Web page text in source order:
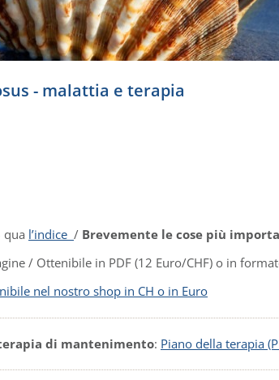
- malattia e terapia
qua l’indice / Brevemente le cose più
/ Ottenibile in PDF (12 Euro/CHF) o in
nel nostro shop in CH o in Euro
di mantenimento: Piano della terapia